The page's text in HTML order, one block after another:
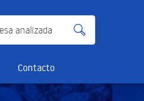
Contacto